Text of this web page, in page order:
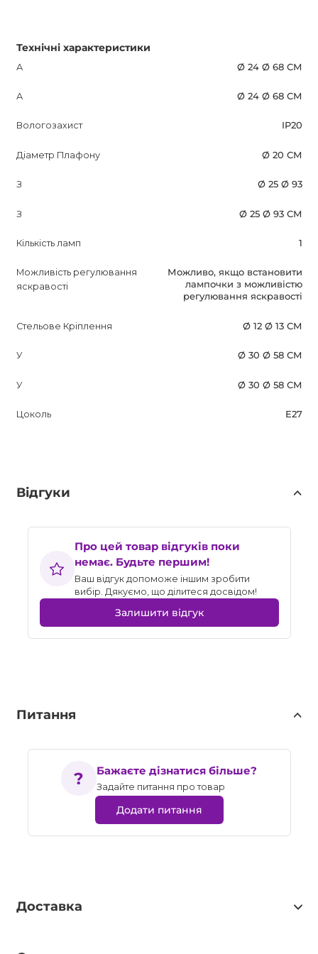
Технічні характеристики
А Ø 24 Ø 68 СМ
А Ø 24 Ø 68 СМ
Вологозахист IP20
Діаметр Плафону Ø 20 СМ
З Ø 25 Ø 93
З Ø 25 Ø 93 СМ
Кількість ламп 1
Можливість регулювання
яскравості
Можливо, якщо встановити
лампочки з можливістю
регулювання яскравості
Стельове Кріплення Ø 12 Ø 13 СМ
У Ø 30 Ø 58 СМ
У Ø 30 Ø 58 СМ
Цоколь E27
Відгуки
Про цей товар відгуків поки
немає. Будьте першим!
Ваш відгук допоможе іншим зробити
вибір. Дякуємо, що ділитеся досвідом!
Залишити відгук
Питання
Бажаєте дізнатися більше?
Задайте питання про товар
Додати питання
Доставка